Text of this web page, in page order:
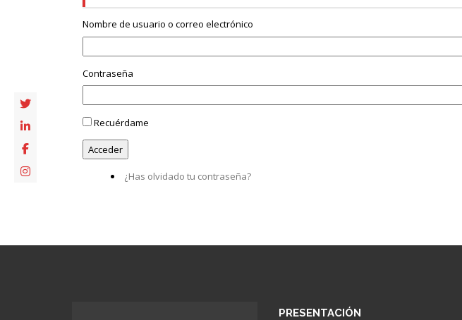
Nombre de usuario o correo electrónico
Contraseña
Recuérdame
¿Has olvidado tu contraseña?
PRESENTACIÓN